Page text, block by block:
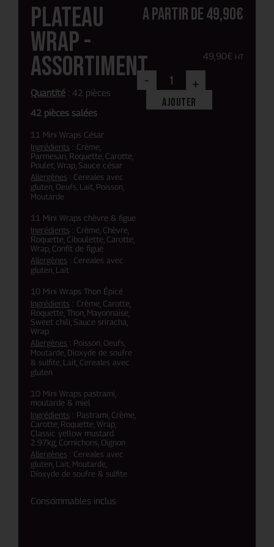
Plateau
Wrap -
Assortiment
Quantité : 42 pièces
42 pièces salées
11 Mini Wraps César
Ingrédients : Crème,
Parmesan, Roquette, Carotte,
Poulet, Wrap, Sauce césar
Allergènes : Cereales avec
gluten, Oeufs, Lait, Poisson,
Moutarde
11 Mini Wraps chèvre & figue
Ingrédients : Crème, Chèvre,
Roquette, Ciboulette, Carotte,
Wrap, Confit de figue
Allergènes : Cereales avec
gluten, Lait
10 Mini Wraps Thon Épicé
Ingrédients : Crème, Carotte,
Roquette, Thon, Mayonnaise,
Sweet chili, Sauce sriracha,
Wrap
Allergènes : Poisson, Oeufs,
Moutarde, Dioxyde de soufre
& sulfite, Lait, Cereales avec
gluten
10 Mini Wraps pastrami,
moutarde & miel
Ingrédients : Pastrami, Crème,
Carotte, Roquette, Wrap,
Classic yellow mustard
2.97kg, Cornichons, Oignon
Allergènes : Cereales avec
gluten, Lait, Moutarde,
Dioxyde de soufre & sulfite
Consommables inclus
A partir de49,90€
49,90€ HT
- +
Ajouter